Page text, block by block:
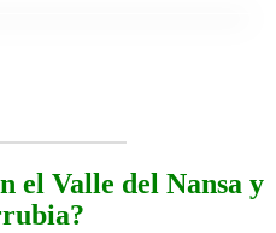
el Valle del Nansa y